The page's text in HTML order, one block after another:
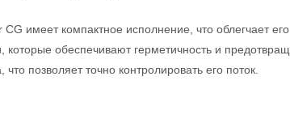
имеет компактное исполнение, что облегчает
обеспечивают герметичность и
позволяет точно контролировать его поток.